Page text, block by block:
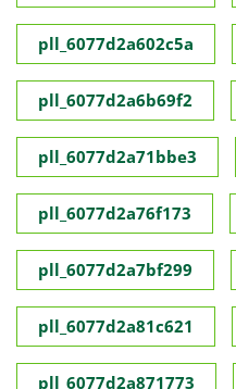
pll_6077d2a602c5a
pll_6077d2a6b69f2
pll_6077d2a71bbe3
pll_6077d2a76f173
pll_6077d2a7bf299
pll_6077d2a81c621
pll_6077d2a871773